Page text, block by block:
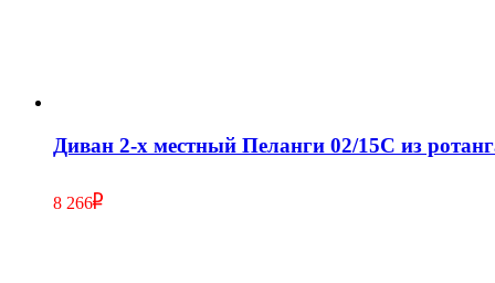
Диван 2-х местный Пеланги 02/15С из
8 266